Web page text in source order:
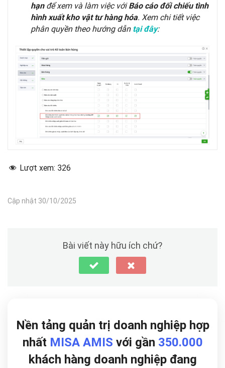
hạnđể xem và làm việc vớiBáo cáo đối chiếu tình
hình xuất kho vật tư hàng hóa. Xem chi tiết việc
phân quyền theo hướng dẫn tại đây:
Lượt xem: 326
Cập nhật 30/10/2025
Bài viết này hữu ích chứ?
Nền tảng quản trị doanh nghiệp hợp
nhất MISA AMIS với gần 350.000
khách hàng doanh nghiệp đang